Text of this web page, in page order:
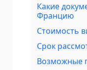
Какие
Францию
Стоимость
Срок
Возможные